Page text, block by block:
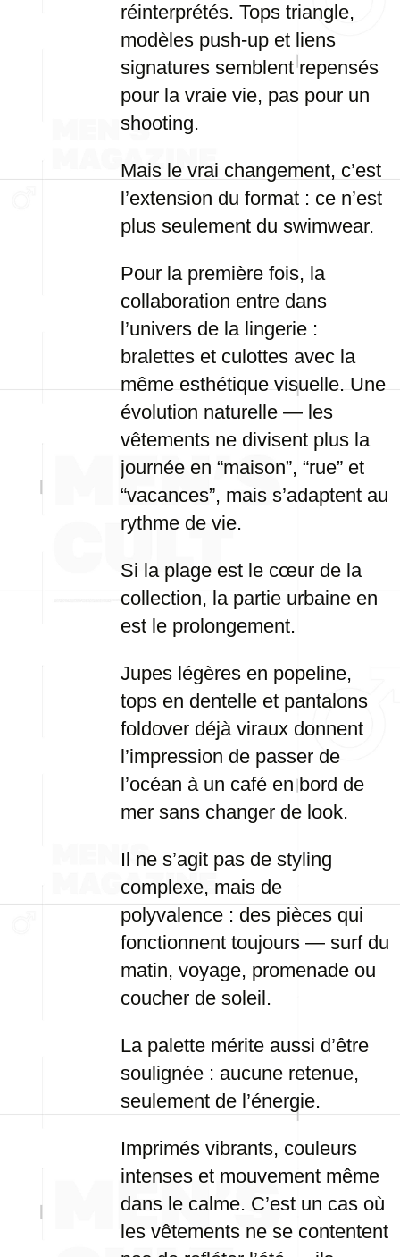
réinterprétés. Tops triangle,
modèles push-up et liens
signatures semblent repensés
pour la vraie vie, pas pour un
shooting.
Mais le vrai changement, c’est
l’extension du format : ce n’est
plus seulement du swimwear.
Pour la première fois, la
collaboration entre dans
l’univers de la lingerie :
bralettes et culottes avec la
même esthétique visuelle. Une
évolution naturelle — les
vêtements ne divisent plus la
journée en “maison”, “rue” et
“vacances”, mais s’adaptent au
rythme de vie.
Si la plage est le cœur de la
collection, la partie urbaine en
est le prolongement.
Jupes légères en popeline,
tops en dentelle et pantalons
foldover déjà viraux donnent
l’impression de passer de
l’océan à un café en bord de
mer sans changer de look.
Il ne s’agit pas de styling
complexe, mais de
polyvalence : des pièces qui
fonctionnent toujours — surf du
matin, voyage, promenade ou
coucher de soleil.
La palette mérite aussi d’être
soulignée : aucune retenue,
seulement de l’énergie.
Imprimés vibrants, couleurs
intenses et mouvement même
dans le calme. C’est un cas où
les vêtements ne se contentent